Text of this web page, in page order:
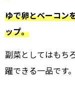
ゆで卵とベーコン
ップ。
副菜としてはもち
躍できる一品です。